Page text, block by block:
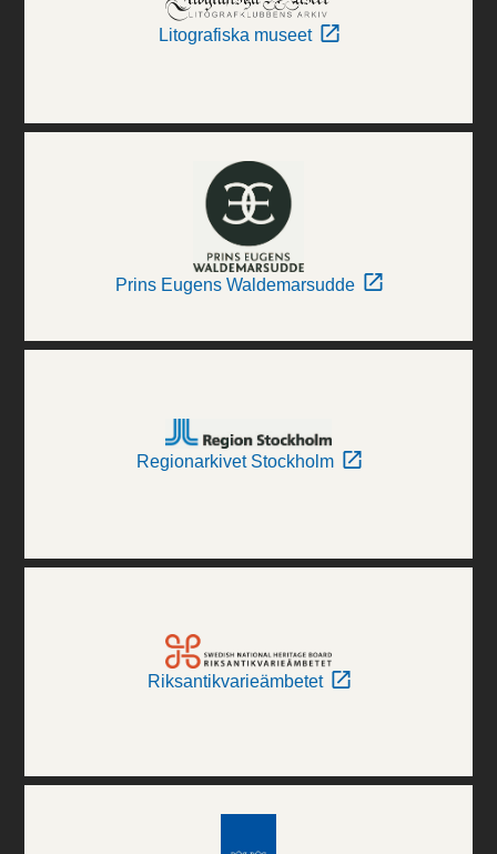
Litografiska museet
Prins Eugens Waldemarsudde
Regionarkivet Stockholm
Riksantikvarieämbetet